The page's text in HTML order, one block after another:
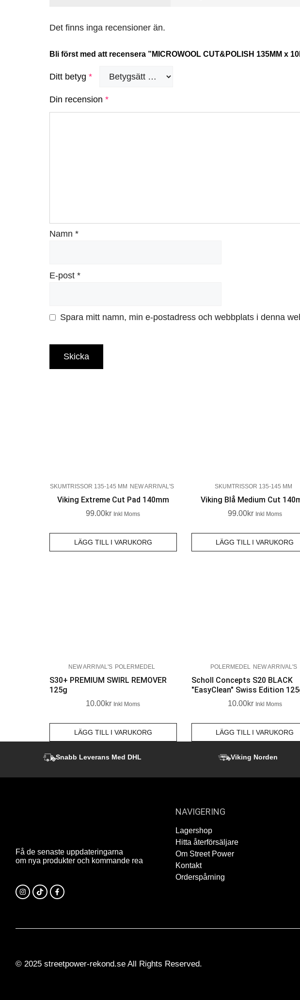
Det finns inga recensioner än.
Bli först med att recensera ”MICROWOOL CUT&POLISH 135MM x
Ditt betyg *
Din recension *
Namn *
E-post *
Spara mitt namn, min e-postadress och webbplats i denna
SKUMTRISSOR 135-145 MM NEW ARRIVAL'S
Viking Extreme Cut Pad 140mm
99.00Kr Inkl Moms
LÄGG TILL I VARUKORG
SKUMTRISSOR 135-145 MM
Viking Blå Medium Cut
99.00Kr Inkl Moms
LÄGG TILL I VARUKORG
NEW ARRIVAL'S POLERMEDEL
S30+ PREMIUM SWIRL REMOVER
125g
10.00Kr Inkl Moms
LÄGG TILL I VARUKORG
POLERMEDEL NEW ARRIVAL'S
Scholl Concepts S20 BLACK
"EasyClean" Swiss Edition
10.00Kr Inkl Moms
LÄGG TILL I VARUKORG
Snabb Leverans Med DHL Viking Norden
Få de senaste uppdateringarna
om nya produkter och kommande rea
NAVIGERING
Lagershop
Hitta återförsäljare
Om Street Power
Kontakt
Orderspårning
© 2025 streetpower-rekond.se All Rights Reserved.